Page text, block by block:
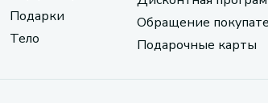
Подарки
Тело
Обращение
Подарочные карты